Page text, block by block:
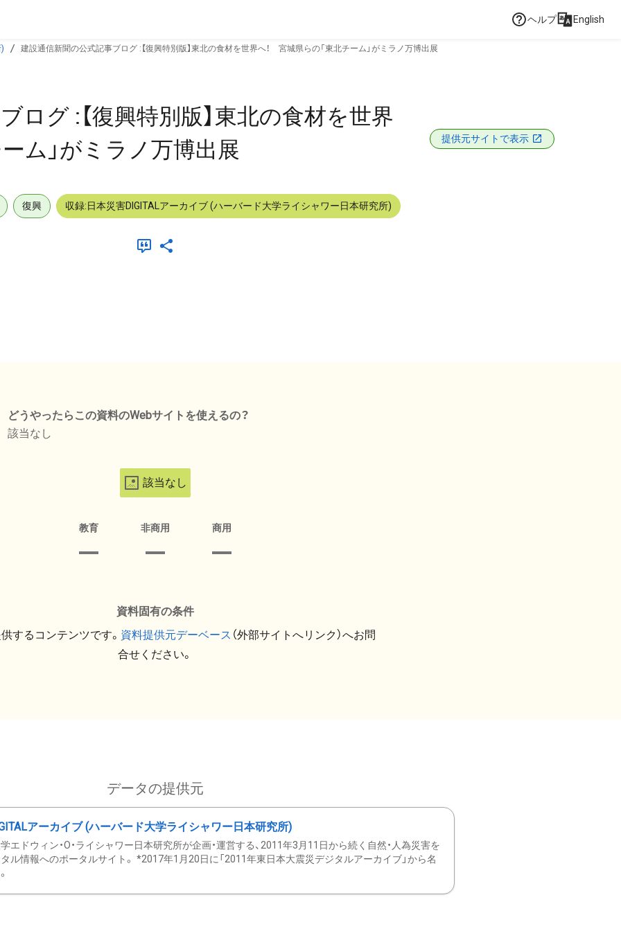
ヘルプ English
建設通信新聞の公式記事ブログ :【復興特別版】東北の食材を世界へ！ 宮城県らの「東北チーム」がミラノ万博出展
ログ :【復興特別版】東北の食材を世界
ム」がミラノ万博出展
提供元サイトで表示
復興 収録:日本災害DIGITALアーカイブ (ハーバード大学ライシャワー日本研究所)
どうやったらこの資料のWebサイトを使えるの？
該当なし
該当なし
教育 非商用 商用
資料固有の条件
するコンテンツです。 資料提供元デーベース （外部サイトへリンク）へお問
合せください。
データの提供元
アーカイブ (ハーバード大学ライシャワー日本研究所)
エドウィン・O・ライシャワー日本研究所が企画・運営する、2011年3月11日から続く自然・人為災害を
ル情報へのポータルサイト。 *2017年1月20日に「2011年東日本大震災デジタルアーカイブ」から名